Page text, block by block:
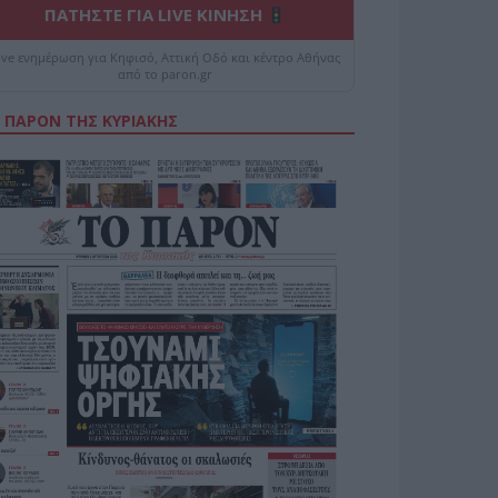
ΠΑΤΗΣΤΕ ΓΙΑ LIVE ΚΙΝΗΣΗ
ενημέρωση για Κηφισό, Αττική Οδό και κέντρο Αθήνας
από το paron.gr
ΤΗΣ ΚΥΡΙΑΚΗΣ